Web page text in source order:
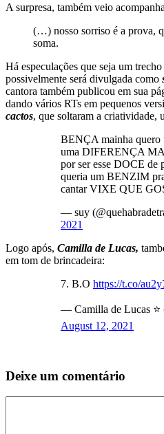
A surpresa, também veio
(…) nosso sorriso é a prova,
soma.
Há especulações que seja um
possivelmente será divulgada como
cantora também publicou em sua
dando vários RTs em pequenos
cactos, que soltaram a criatividade,
BENÇA mainha quero
uma DIFERENÇA
por ser esse DOCE de
queria um BENZIM
cantar VIXE QUE
— suy
2021
Logo após, Camilla de Lucas,
em tom de brincadeira:
7. B.O https://t.co/
— Camilla de Lucas ⭐️
August 12, 2021
Deixe um comentário